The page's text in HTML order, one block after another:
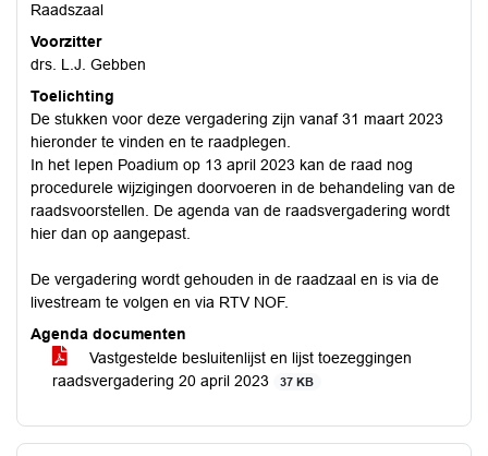
Raadszaal
Voorzitter
drs. L.J. Gebben
Toelichting
De stukken voor deze vergadering zijn vanaf 31 maart 2023
hieronder te vinden en te raadplegen.
In het Iepen Poadium op 13 april 2023 kan de raad nog
procedurele wijzigingen doorvoeren in de behandeling van de
raadsvoorstellen. De agenda van de raadsvergadering wordt
hier dan op aangepast.
De vergadering wordt gehouden in de raadzaal en is via de
livestream te volgen en via RTV NOF.
Agenda documenten
Vastgestelde besluitenlijst en lijst toezeggingen
raadsvergadering 20 april 2023
37 KB